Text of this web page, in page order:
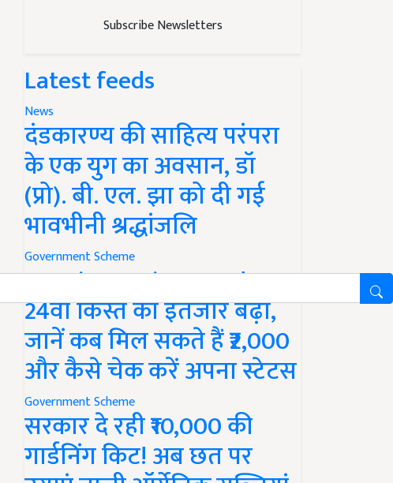
Subscribe Newsletters
Latest feeds
News
दंडकारण्य की साहित्य परंपरा
के एक युग का अवसान, डॉ
(प्रो). बी. एल. झा को दी गई
भावभीनी श्रद्धांजलि
Government Scheme
PM Kisan Yojana Update:
24वीं किस्त का इंतजार बढ़ा,
जानें कब मिल सकते हैं ₹2,000
और कैसे चेक करें अपना स्टेटस
Government Scheme
सरकार दे रही ₹10,000 की
गार्डनिंग किट! अब छत पर